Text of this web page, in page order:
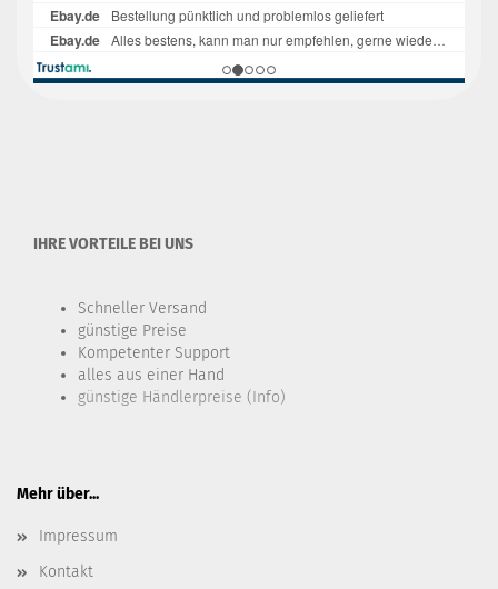
IHRE VORTEILE BEI UNS
Schneller Versand
günstige Preise
Kompetenter Support
alles aus einer Hand
günstige Händlerpreise (Info)
Mehr über...
Impressum
Kontakt